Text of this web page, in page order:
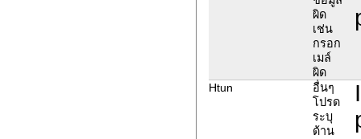
ผิด
เช่น
กรอก
เมล์
ผิด
Htun
อื่นๆ
โปรด
ระบุ
ด้าน